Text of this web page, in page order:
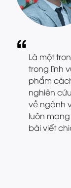
Là một
trong lĩnh
phẩm
nghiên
về ngành
luôn
bài viết